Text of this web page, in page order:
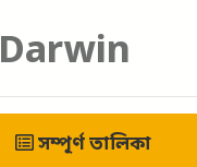
Darwin
সম্পূর্ণ তালিকা